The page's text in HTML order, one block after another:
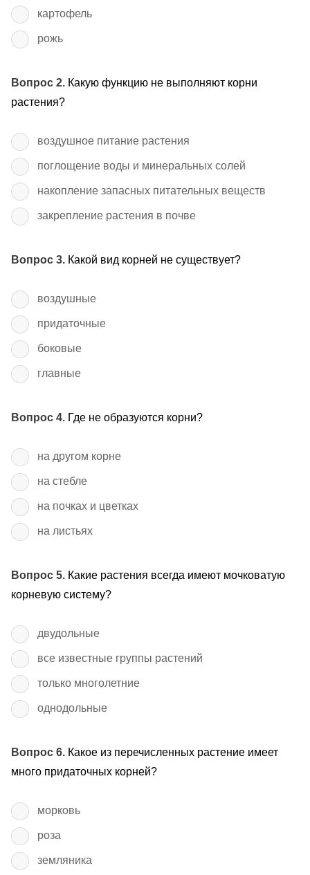
картофель
рожь
Вопрос 2. Какую функцию не выполняют корни
растения?
воздушное питание растения
поглощение воды и минеральных солей
накопление запасных питательных веществ
закрепление растения в почве
Вопрос 3. Какой вид корней не существует?
воздушные
придаточные
боковые
главные
Вопрос 4. Где не образуются корни?
на другом корне
на стебле
на почках и цветках
на листьях
Вопрос 5. Какие растения всегда имеют мочковатую
корневую систему?
двудольные
все известные группы растений
только многолетние
однодольные
Вопрос 6. Какое из перечисленных растение имеет
много придаточных корней?
морковь
роза
земляника